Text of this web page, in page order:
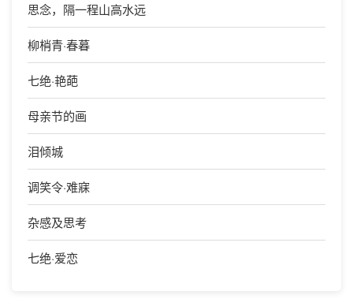
思念，隔一程山高水远
柳梢青·春暮
七绝·艳葩
母亲节的画
泪倾城
调笑令·难寐
杂感及思考
七绝·爱恋